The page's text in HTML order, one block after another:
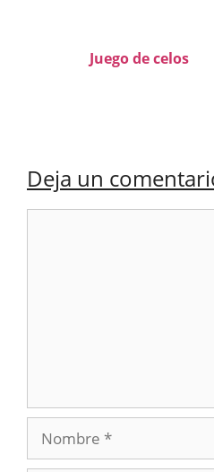
Juego de celos
Deja un
Nombre